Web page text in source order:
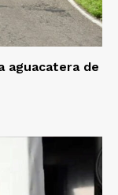
aguacatera de